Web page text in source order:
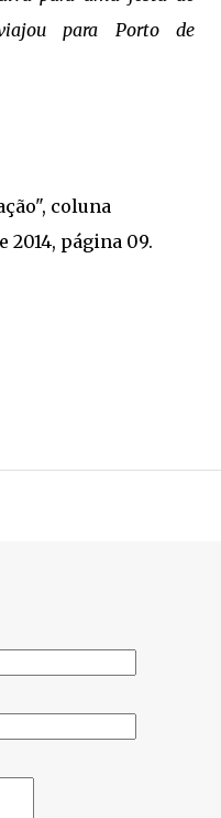
para Porto de
coluna
2014, página 09.